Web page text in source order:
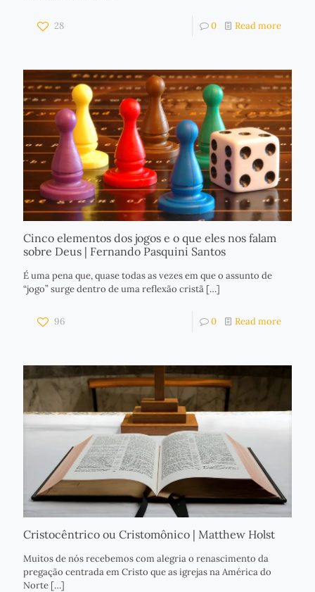
28 0 Read more
Cinco elementos dos jogos e o que eles nos falam
sobre Deus | Fernando Pasquini Santos
É uma pena que, quase todas as vezes em que o assunto de
“jogo” surge dentro de uma reflexão cristã […]
96 0 Read more
Cristocêntrico ou Cristomônico | Matthew Holst
Muitos de nós recebemos com alegria o renascimento da
pregação centrada em Cristo que as igrejas na América do
Norte […]